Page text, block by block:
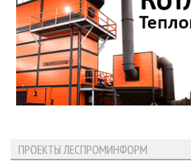
ПРОЕКТЫ ЛЕСПРОМИНФОРМ